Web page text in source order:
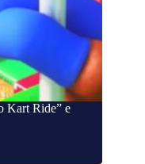
Kart Ride” e